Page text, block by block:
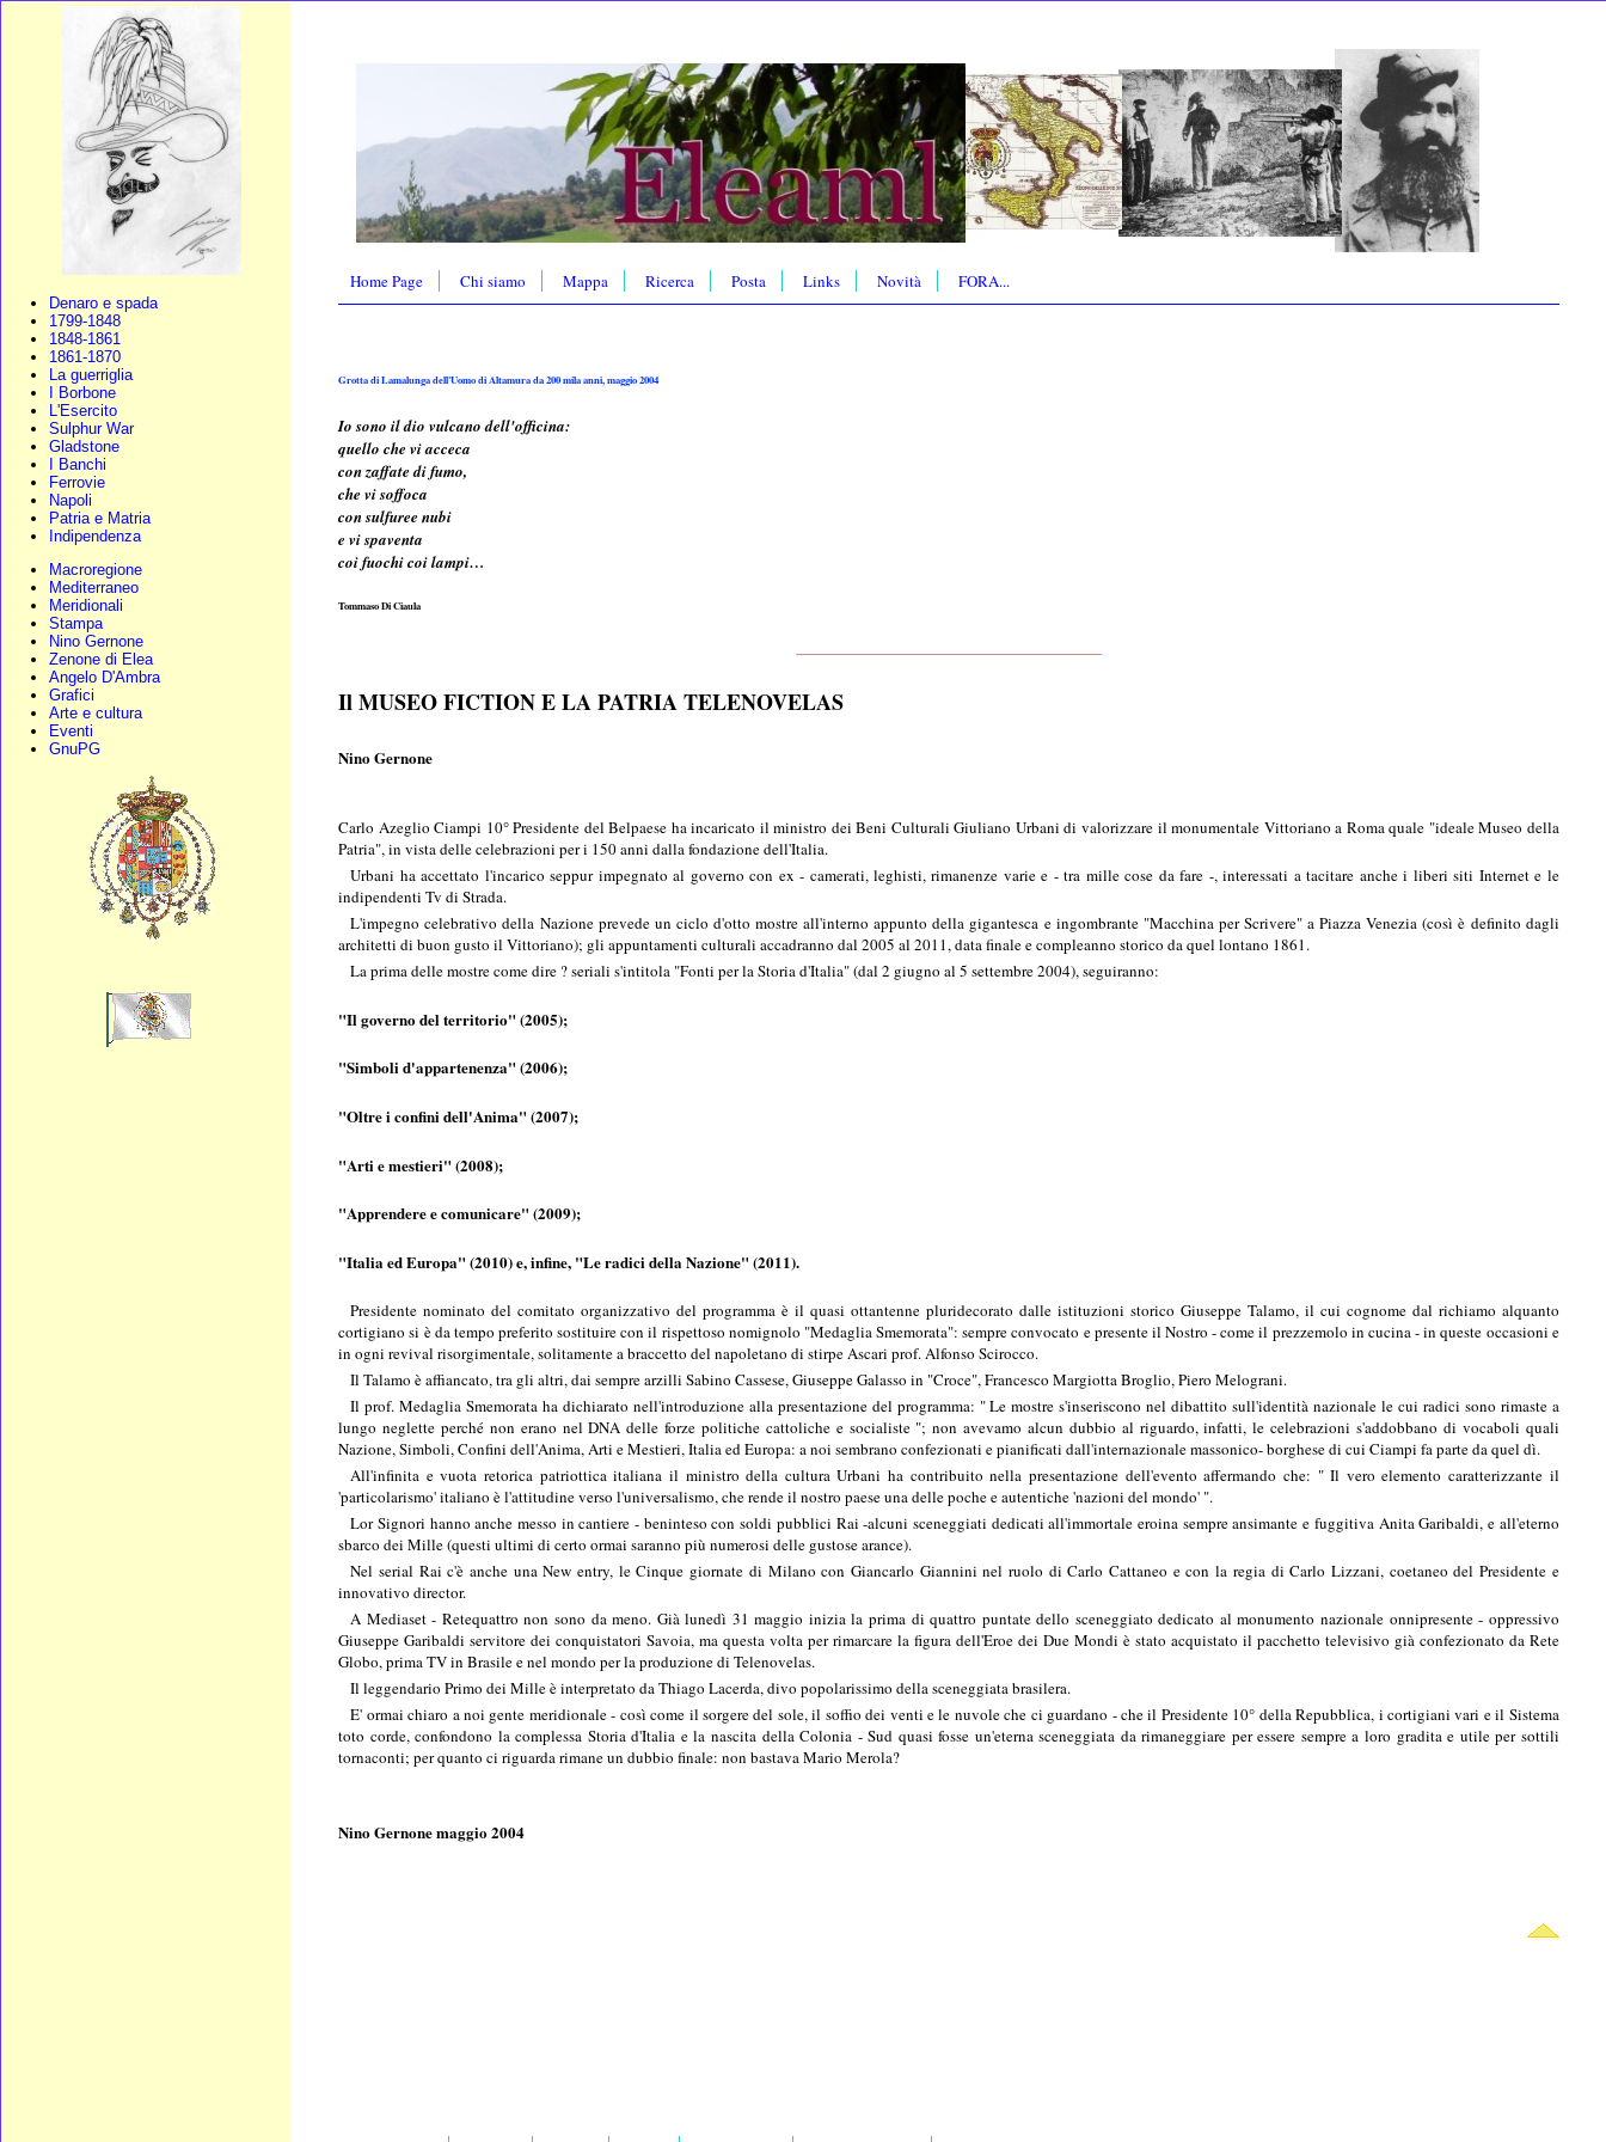
Denaro e spada
1799-1848
1848-1861
1861-1870
La guerriglia
I Borbone
L'Esercito
Sulphur War
Gladstone
I Banchi
Ferrovie
Napoli
Patria e Matria
Indipendenza
Macroregione
Mediterraneo
Meridionali
Stampa
Nino Gernone
Zenone di Elea
Angelo D'Ambra
Grafici
Arte e cultura
Eventi
GnuPG
Home Page Chi siamo Mappa Ricerca Posta Links Novità FORA...
Grotta di Lamalunga dell'Uomo di Altamura da 200 mila anni, maggio 2004
Io sono il dio vulcano dell'officina:
quello che vi acceca
con zaffate di fumo,
che vi soffoca
con sulfuree nubi
e vi spaventa
coi fuochi coi lampi…
Tommaso Di Ciaula
Il MUSEO FICTION E LA PATRIA TELENOVELAS
Nino Gernone
Carlo Azeglio Ciampi 10° Presidente del Belpaese ha incaricato il ministro dei Beni Culturali Giuliano Urbani di valorizzare il monumentale Vittoriano a Roma quale "ideale Museo della
Patria", in vista delle celebrazioni per i 150 anni dalla fondazione dell'Italia.
Urbani ha accettato l'incarico seppur impegnato al governo con ex - camerati, leghisti, rimanenze varie e - tra mille cose da fare -, interessati a tacitare anche i liberi siti Internet e le
indipendenti Tv di Strada.
L'impegno celebrativo della Nazione prevede un ciclo d'otto mostre all'interno appunto della gigantesca e ingombrante "Macchina per Scrivere" a Piazza Venezia (così è definito dagli
architetti di buon gusto il Vittoriano); gli appuntamenti culturali accadranno dal 2005 al 2011, data finale e compleanno storico da quel lontano 1861.
La prima delle mostre come dire ? seriali s'intitola "Fonti per la Storia d'Italia" (dal 2 giugno al 5 settembre 2004), seguiranno:
"Il governo del territorio" (2005);
"Simboli d'appartenenza" (2006);
"Oltre i confini dell'Anima" (2007);
"Arti e mestieri" (2008);
"Apprendere e comunicare" (2009);
"Italia ed Europa" (2010) e, infine, "Le radici della Nazione" (2011).
Presidente nominato del comitato organizzativo del programma è il quasi ottantenne pluridecorato dalle istituzioni storico Giuseppe Talamo, il cui cognome dal richiamo alquanto
cortigiano si è da tempo preferito sostituire con il rispettoso nomignolo "Medaglia Smemorata": sempre convocato e presente il Nostro - come il prezzemolo in cucina - in queste occasioni e
in ogni revival risorgimentale, solitamente a braccetto del napoletano di stirpe Ascari prof. Alfonso Scirocco.
Il Talamo è affiancato, tra gli altri, dai sempre arzilli Sabino Cassese, Giuseppe Galasso in "Croce", Francesco Margiotta Broglio, Piero Melograni.
Il prof. Medaglia Smemorata ha dichiarato nell'introduzione alla presentazione del programma: " Le mostre s'inseriscono nel dibattito sull'identità nazionale le cui radici sono rimaste a
lungo neglette perché non erano nel DNA delle forze politiche cattoliche e socialiste "; non avevamo alcun dubbio al riguardo, infatti, le celebrazioni s'addobbano di vocaboli quali
Nazione, Simboli, Confini dell'Anima, Arti e Mestieri, Italia ed Europa: a noi sembrano confezionati e pianificati dall'internazionale massonico- borghese di cui Ciampi fa parte da quel dì.
All'infinita e vuota retorica patriottica italiana il ministro della cultura Urbani ha contribuito nella presentazione dell'evento affermando che: " Il vero elemento caratterizzante il
'particolarismo' italiano è l'attitudine verso l'universalismo, che rende il nostro paese una delle poche e autentiche 'nazioni del mondo' ".
Lor Signori hanno anche messo in cantiere - beninteso con soldi pubblici Rai -alcuni sceneggiati dedicati all'immortale eroina sempre ansimante e fuggitiva Anita Garibaldi, e all'eterno
sbarco dei Mille (questi ultimi di certo ormai saranno più numerosi delle gustose arance).
Nel serial Rai c'è anche una New entry, le Cinque giornate di Milano con Giancarlo Giannini nel ruolo di Carlo Cattaneo e con la regia di Carlo Lizzani, coetaneo del Presidente e
innovativo director.
A Mediaset - Retequattro non sono da meno. Già lunedì 31 maggio inizia la prima di quattro puntate dello sceneggiato dedicato al monumento nazionale onnipresente - oppressivo
Giuseppe Garibaldi servitore dei conquistatori Savoia, ma questa volta per rimarcare la figura dell'Eroe dei Due Mondi è stato acquistato il pacchetto televisivo già confezionato da Rete
Globo, prima TV in Brasile e nel mondo per la produzione di Telenovelas.
Il leggendario Primo dei Mille è interpretato da Thiago Lacerda, divo popolarissimo della sceneggiata brasilera.
E' ormai chiaro a noi gente meridionale - così come il sorgere del sole, il soffio dei venti e le nuvole che ci guardano - che il Presidente 10° della Repubblica, i cortigiani vari e il Sistema
toto corde, confondono la complessa Storia d'Italia e la nascita della Colonia - Sud quasi fosse un'eterna sceneggiata da rimaneggiare per essere sempre a loro gradita e utile per sottili
tornaconti; per quanto ci riguarda rimane un dubbio finale: non bastava Mario Merola?
Nino Gernone maggio 2004